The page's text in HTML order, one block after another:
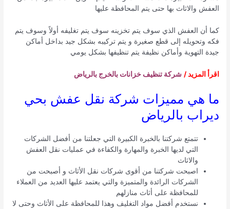
العفش والاثاث بها حتى يتم المحافظة عليها
كما أن العفش الذي سوف يتم تخزينه سوف يتم تغليفه أولاً وسوف يتم
فكه وتحويله إلى قطع صغيرة و يتم تركيبه بشكل جيد بداخل أماكن
جيدة التهوية وأماكن نظيفة يتم تنظيفها بشكل يومي
اقرأ المزيد / شركة تنظيف خزانات بالخرج بالرياض
ما هي مميزات شركة نقل عفش بحي
ديراب بالرياض
تتمتع شركتنا بالخبرة الكبيرة التي جعلتنا من أفضل الشركات
التي لديها الخبرة والمهارة والكفاءة في عمليات نقل العفش
والاثاث
اصبحت شركتنا من أقوى شركات نقل الأثاث و أصبحت من
الشركات الرائدة والمتميزة والتي يعتمد عليها العديد من العملاء
للمحافظة على أثاث منازلهم
نستخدم أفضل مواد التغليف وهذا للمحافظة على الأثاث وحتى لا